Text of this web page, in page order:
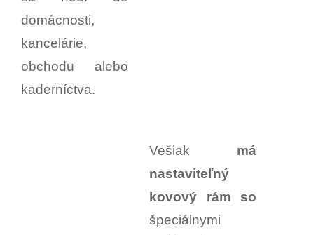
domácnosti,
kancelárie,
obchodu alebo
kaderníctva.
Vešiak má
nastaviteľný
kovový rám so
špeciálnymi